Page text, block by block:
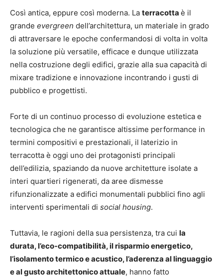
Così antica, eppure così moderna. La terracotta è il
grande evergreen dell’architettura, un materiale in grado
di attraversare le epoche confermandosi di volta in volta
la soluzione più versatile, efficace e dunque utilizzata
nella costruzione degli edifici, grazie alla sua capacità di
mixare tradizione e innovazione incontrando i gusti di
pubblico e progettisti.
Forte di un continuo processo di evoluzione estetica e
tecnologica che ne garantisce altissime performance in
termini compositivi e prestazionali, il laterizio in
terracotta è oggi uno dei protagonisti principali
dell’edilizia, spaziando da nuove architetture isolate a
interi quartieri rigenerati, da aree dismesse
rifunzionalizzate a edifici monumentali pubblici fino agli
interventi sperimentali di social housing.
Tuttavia, le ragioni della sua persistenza, tra cui la
durata, l’eco-compatibilità, il risparmio energetico,
l’isolamento termico e acustico, l’aderenza al linguaggio
e al gusto architettonico attuale, hanno fatto